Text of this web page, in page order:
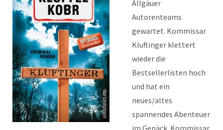
Allgäuer
Autorenteams
gewartet. Kommissar
Kluftinger klettert
wieder die
Bestsellerlisten hoch
und hat ein
neues/altes
spannendes Abenteuer
im Gepäck. Kommissar